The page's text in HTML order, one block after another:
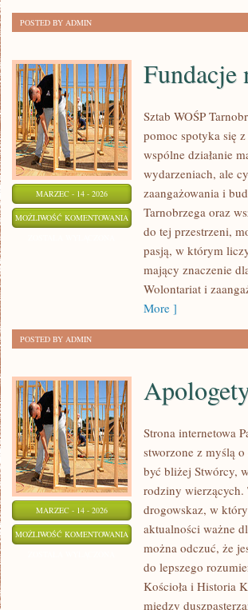
POSTED BY ADMIN
MARZEC - 14 - 2026
MOŻLIWOŚĆ KOMENTOWANIA FUNDACJE
ŚWIECIE
Fundacje
Sztab WOŚP
pomoc spotyka się
wspólne działanie
wydarzeniach, ale
zaangażowania i
Tarnobrzega oraz
do tej przestrzeni,
pasją, w którym
mający znaczenie
Wolontariat i
More ]
POSTED BY ADMIN
MARZEC - 14 - 2026
MOŻLIWOŚĆ KOMENTOWANIA APOLOGETYKA
OBRONA
WIARY
Strona internetowa
stworzone z myślą
być bliżej Stwórcy,
rodziny wierzących.
drogowskaz, w
aktualności ważne
można odczuć, że
do lepszego
Kościoła i Historia
między